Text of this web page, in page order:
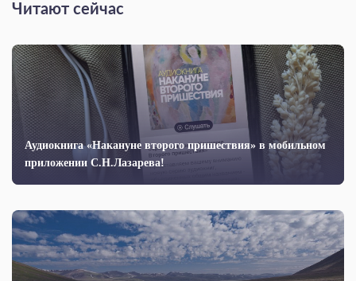
Читают сейчас
Аудиокнига «Накануне второго пришествия» в мобильном
приложении С.Н.Лазарева!